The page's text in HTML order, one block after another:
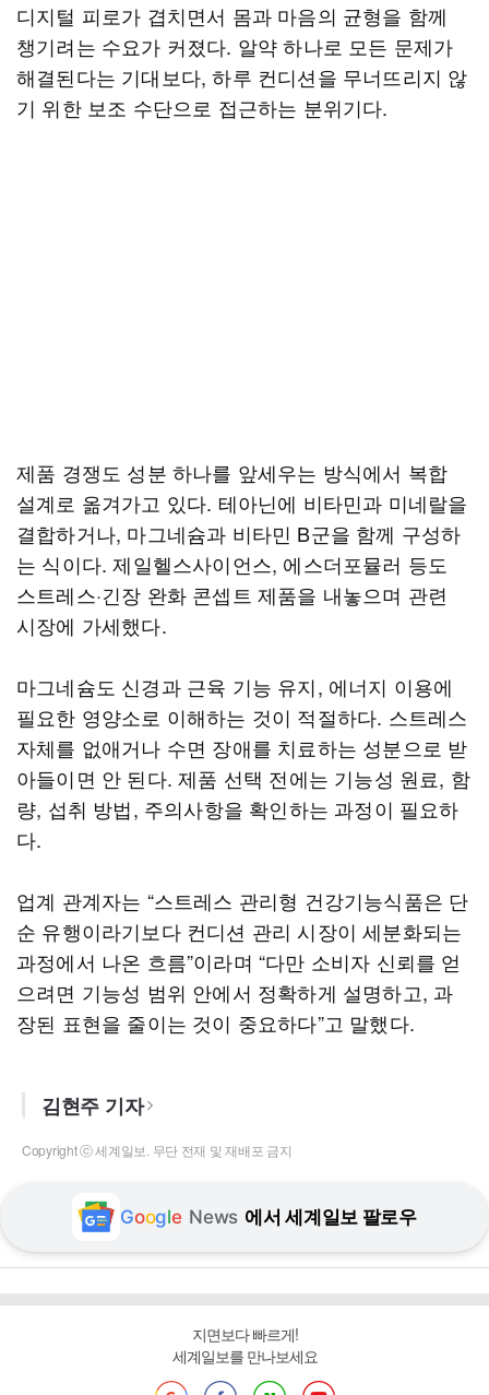
디지털 피로가 겹치면서 몸과 마음의 균형을 함께
챙기려는 수요가 커졌다. 알약 하나로 모든 문제가
해결된다는 기대보다, 하루 컨디션을 무너뜨리지 않
기 위한 보조 수단으로 접근하는 분위기다.
제품 경쟁도 성분 하나를 앞세우는 방식에서 복합
설계로 옮겨가고 있다. 테아닌에 비타민과 미네랄을
결합하거나, 마그네슘과 비타민 B군을 함께 구성하
는 식이다. 제일헬스사이언스, 에스더포뮬러 등도
스트레스·긴장 완화 콘셉트 제품을 내놓으며 관련
시장에 가세했다.
마그네슘도 신경과 근육 기능 유지, 에너지 이용에
필요한 영양소로 이해하는 것이 적절하다. 스트레스
자체를 없애거나 수면 장애를 치료하는 성분으로 받
아들이면 안 된다. 제품 선택 전에는 기능성 원료, 함
량, 섭취 방법, 주의사항을 확인하는 과정이 필요하
다.
업계 관계자는 “스트레스 관리형 건강기능식품은 단
순 유행이라기보다 컨디션 관리 시장이 세분화되는
과정에서 나온 흐름”이라며 “다만 소비자 신뢰를 얻
으려면 기능성 범위 안에서 정확하게 설명하고, 과
장된 표현을 줄이는 것이 중요하다”고 말했다.
김현주 기자
Copyright ⓒ 세계일보. 무단 전재 및 재배포 금지
Google News 에서 세계일보 팔로우
지면보다 빠르게!
세계일보를 만나보세요